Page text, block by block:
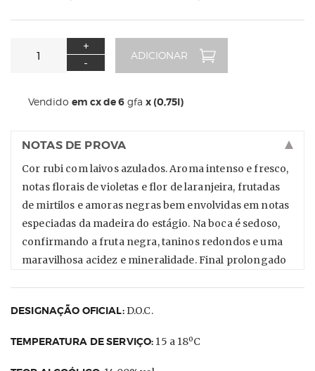
+
-
Vendido em cx de 6 gfa x (0,75l)
NOTAS DE PROVA
Cor rubi com laivos azulados. Aroma intenso e fresco,
notas florais de violetas e flor de laranjeira, frutadas
de mirtilos e amoras negras bem envolvidas em notas
especiadas da madeira do estágio. Na boca é sedoso,
confirmando a fruta negra, taninos redondos e uma
maravilhosa acidez e mineralidade. Final prolongado
DESIGNAÇÃO OFICIAL:D.O.C.
TEMPERATURA DE SERVIÇO: 15 a 18ºC